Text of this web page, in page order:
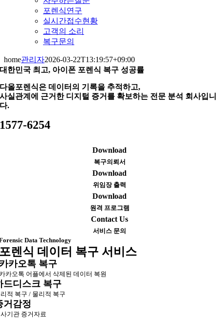
포렌식연구
실시간접수현황
고객의 소리
복구문의
home관리자2026-03-22T13:19:57+09:00
대한민국 최고, 아이폰 포렌식 복구 성공률
다올포렌식은 데이터의 기록을 추적하고,
사실관계에 근거한 디지털 증거를 확보하는 전문 분석 회사입니
다.
1577-6254
Download
복구의뢰서
Download
위임장 출력
Download
원격 프로그램
Contact Us
서비스 문의
Data Technology
렌식 데이터 복구 서비스
카오톡 복구
카오톡 어플에서 삭제된 데이터 복원
드디스크 복구
적 복구 / 물리적 복구
거감정
기관 증거자료